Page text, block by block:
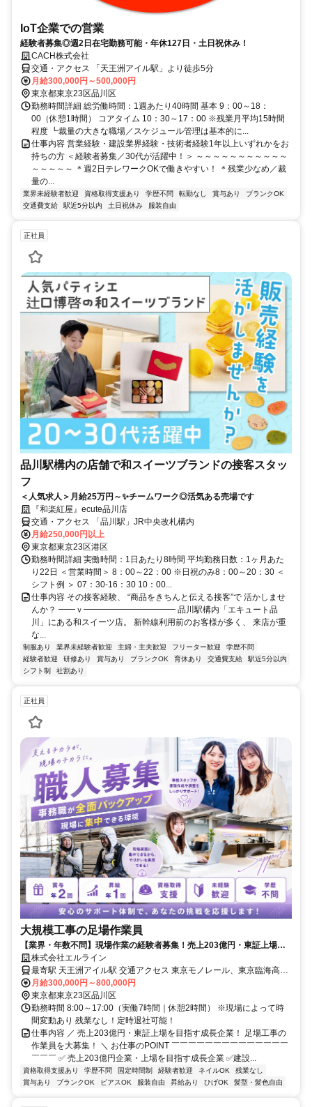
IoT企業での営業
経験者募集◎週2日在宅勤務可能・年休127日・土日祝休み！
CACH株式会社
交通・アクセス 「天王洲アイル駅」より徒歩5分
月給300,000円～500,000円
東京都東京23区品川区
勤務時間詳細 総労働時間：1週あたり40時間 基本 9：00～18：
00（休憩1時間） コアタイム 10：30～17：00 ※残業月平均15時間
程度 ┗裁量の大きな職場／スケジュール管理は基本的に...
仕事内容 営業経験・建設業界経験・技術者経験1年以上いずれかをお
持ちの方 ＜経験者募集／30代が活躍中！＞ ～～～～～～～～～～～
～～～～～ ＊週2日テレワークOKで働きやすい！ ＊残業少なめ／裁
量の...
業界未経験者歓迎 資格取得支援あり 学歴不問 転勤なし 賞与あり
ブランクOK
交通費支給
駅近5分以内 土日祝休み 服装自由
正社員
品川駅構内の店舗で和スイーツブランドの接客スタッ
フ
＜人気求人＞月給25万円～✨チームワーク◎活気ある売場です
『和楽紅屋』ecute品川店
交通・アクセス 「品川駅」JR中央改札構内
月給250,000円以上
東京都東京23区港区
勤務時間詳細 実働時間：1日あたり8時間 平均勤務日数：1ヶ月あた
り22日 ＜営業時間＞ 8：00～22：00 ※日祝のみ8：00～20：30 ＜
シフト例 ＞ 07：30-16：30 10：00...
仕事内容 その接客経験、 “商品をきちんと伝える接客”で 活かしませ
んか？ ━━ｖ━━━━━━━━━━━ 品川駅構内「エキュート品
川」にある和スイーツ店。 新幹線利用前のお客様が多く、 来店が重
な...
制服あり 業界未経験者歓迎 主婦・主夫歓迎 フリーター歓迎
学歴不問
経験者歓迎
研修あり 賞与あり ブランクOK 育休あり 交通費支給
駅近5分以内
シフト制
社割あり
正社員
大規模工事の足場作業員
【業界・年数不問】現場作業の経験者募集！売上203億円・東証上場を
目指す成長企業！年休120日／TikTokフォロワー15.4k
株式会社エルライン
最寄駅 天王洲アイル駅 交通アクセス 東京モノレール、東京臨海高速
鉄道りんかい線 「天王洲アイル駅」より徒歩6分 【実際の現場】 東
京都や神奈川県、埼玉県や千葉県など関東近郊。 ★現場状況に応じ
て直行直帰OK！
月給300,000円～800,000円
東京都東京23区品川区
勤務時間 8:00～17:00（実働7時間｜休憩2時間） ※現場によって時
間変動あり 残業なし！定時退社可能！
仕事内容 ／ 売上203億円・東証上場を目指す成長企業！ 足場工事の
作業員を大募集！ ＼ お仕事のPOINT ￣￣￣￣￣￣￣￣￣￣￣￣￣￣
￣￣￣ ✅ 売上203億円企業・上場を目指す成長企業 ✅建設...
資格取得支援あり 学歴不問 固定時間制 経験者歓迎 ネイルOK
残業なし
賞与あり
ブランクOK ピアスOK 服装自由 昇給あり ひげOK 髪型・髪色自由